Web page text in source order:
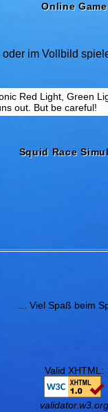
Online Game
im Vollbild
Red Light, Green
out. But be careful!
Squid Race
... Viel Spaß beim
Valid XHTML:
validator.w3.org